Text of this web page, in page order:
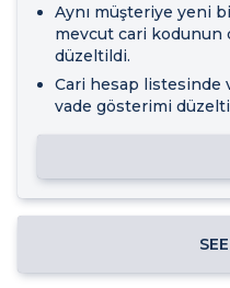
Aynı müşteriye yeni
mevcut cari kodunun
düzeltildi.
Cari hesap listesinde
vade gösterimi